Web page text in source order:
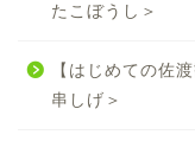
たこぼうし＞
【はじめての佐
串しげ＞